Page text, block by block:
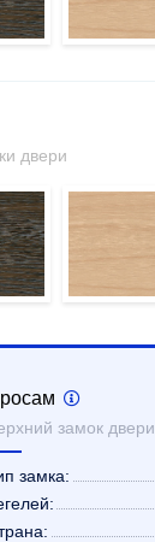
двери
замок двери
замка: